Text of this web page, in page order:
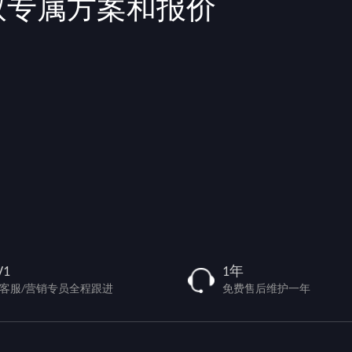
属方案和报价
服/营销专员全程跟进
1年
免费售后维护一年